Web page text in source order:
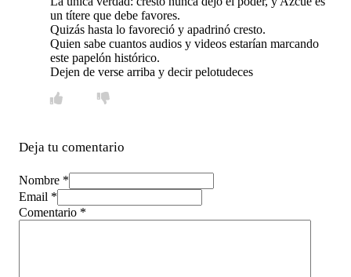
un títere que debe favores.
Quizás hasta lo favoreció y apadrinó cresto.
Quien sabe cuantos audios y videos estarían marcando
este papelón histórico.
Dejen de verse arriba y decir pelotudeces
Deja tu comentario
Nombre *
Email *
Comentario *